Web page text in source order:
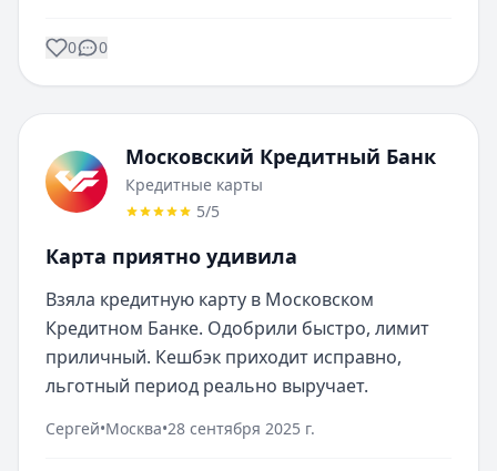
0 0
Московский Кредитный Банк
Кредитные карты
5/5
Карта приятно удивила
Взяла кредитную карту в Московском
Кредитном Банке. Одобрили быстро, лимит
приличный. Кешбэк приходит исправно,
льготный период реально выручает.
Сергей•Москва•28 сентября 2025 г.